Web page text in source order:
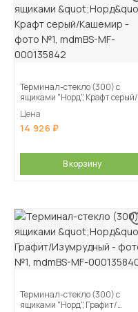
Терминал-стекло (300) с
ящиками "Норд", Крафт серый/
Цена
14 926
В корзину
Терминал-стекло (300) с
ящиками "Норд", Графит/